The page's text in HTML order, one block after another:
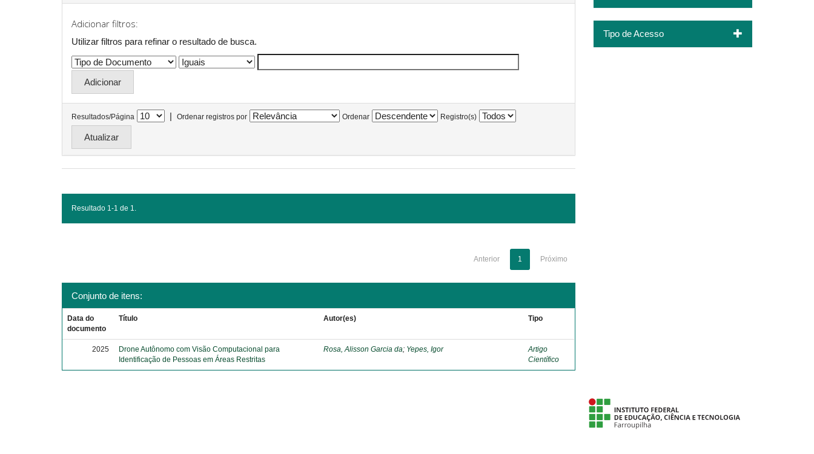
Adicionar filtros:
Utilizar filtros para refinar o resultado de busca.
Resultados/Página | Ordenar registros por Ordenar Registro(s)
Resultado 1-1 de 1.
Anterior 1 Próximo
Conjunto de itens:
Data do
documento
Título Autor(es) Tipo
2025
Drone Autônomo com Visão Computacional para
Identificação de Pessoas em Áreas Restritas
Rosa, Alisson Garcia da; Yepes, Igor
Artigo
Científico
Tipo de Acesso